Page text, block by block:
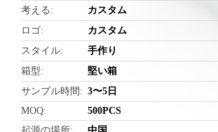
考える
カスタム
ロゴ
カスタム
スタイル
手作り
箱型
堅い箱
サンプル時間
3〜5日
MOQ
500PCS